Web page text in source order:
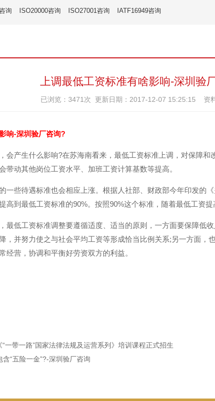
询 ISO20000咨询 ISO27001咨询 IATF16949咨询
上调最低工资标准有啥影响-深圳验
已浏览：3471次 更新日期：2017-12-07 15:25:15 资
响-深圳验厂咨询?
会产生什么影响?在苏海南看来，最低工资标准上调，对保障和
带动其他岗位工资水平、加班工资计算基数等提高。
一些待遇标准也会相应上涨。根据人社部、财政部今年印发的
高到最低工资标准的90%。按照90%这个标准，随着最低工资提
最低工资标准调整要遵循适度、适当的原则，一方面要保障低
，并努力使之与社会平均工资等形成恰当比例关系;另一方面，
经营，协调和平衡好劳资双方的利益。
一带一路”国家法律法规及运营系列》培训课程正式招生
“五险一金”?-深圳验厂咨询